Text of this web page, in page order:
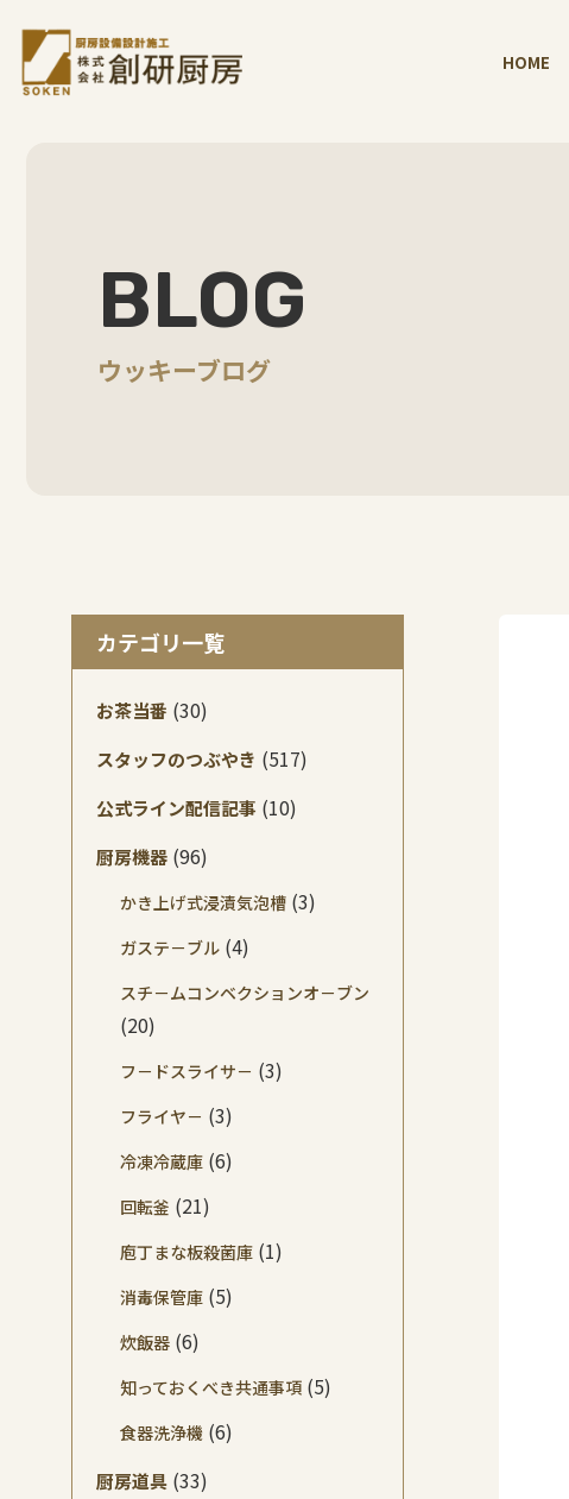
HOME
BLOG
ウッキーブログ
カテゴリ一覧
お茶当番 (30)
スタッフのつぶやき (517)
公式ライン配信記事 (10)
厨房機器 (96)
かき上げ式浸漬気泡槽 (3)
ガステ－ブル (4)
スチ－ムコンベクションオ－ブン
(20)
フ－ドスライサ－ (3)
フライヤ－ (3)
冷凍冷蔵庫 (6)
回転釜 (21)
庖丁まな板殺菌庫 (1)
消毒保管庫 (5)
炊飯器 (6)
知っておくべき共通事項 (5)
食器洗浄機 (6)
厨房道具 (33)